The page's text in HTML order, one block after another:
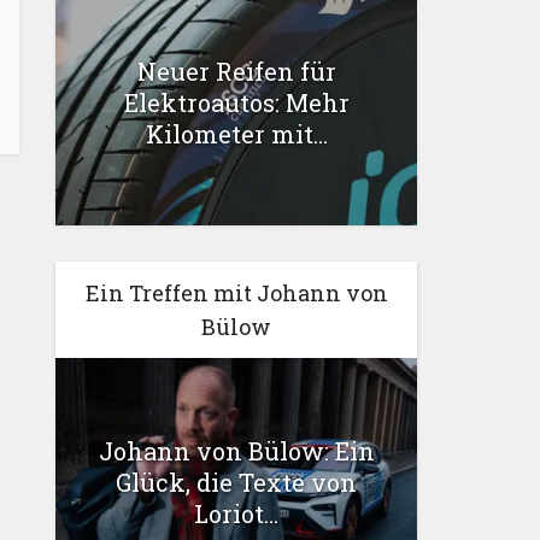
Neuer Reifen für
Elektroautos: Mehr
Kilometer mit...
Ein Treffen mit Johann von
Bülow
Johann von Bülow: Ein
Glück, die Texte von
Loriot...